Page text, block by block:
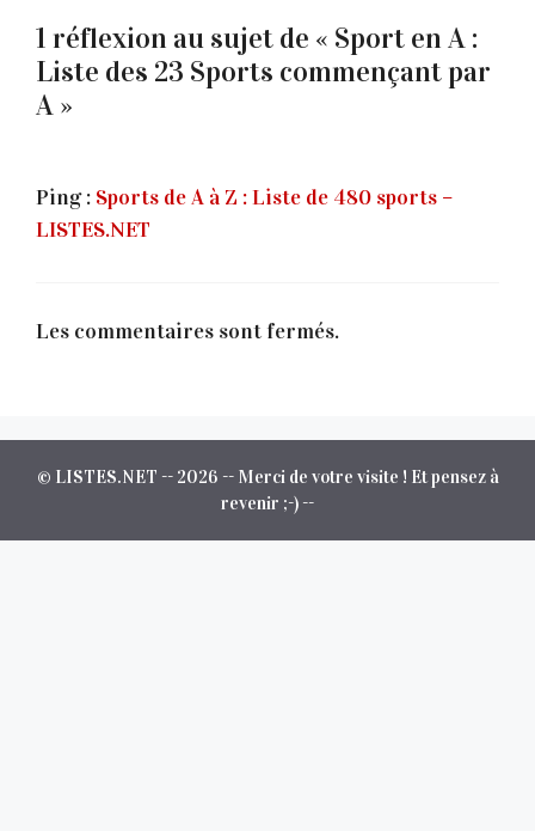
1 réflexion au sujet de « Sport en A :
Liste des 23 Sports commençant par
A »
Ping : Sports de A à Z : Liste de 480 sports –
LISTES.NET
Les commentaires sont fermés.
© LISTES.NET -- 2026 -- Merci de votre visite ! Et pensez à
revenir ;-) --